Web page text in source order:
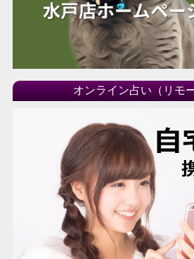
オンライン占い（リモ